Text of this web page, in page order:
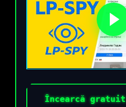
Încearcă gratuit